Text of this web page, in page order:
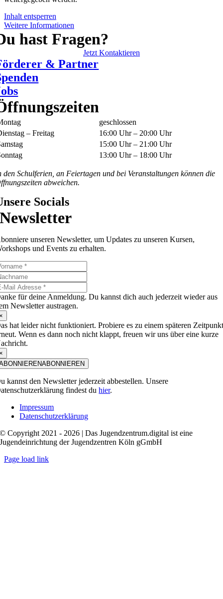
Inhalt entsperren
Weitere Informationen
hast Fragen?
Jetzt Kontaktieren
& Partner
geschlossen
– Freitag
16:00 Uhr – 20:00 Uhr
15:00 Uhr – 21:00 Uhr
13:00 Uhr – 18:00 Uhr
den Schulferien, an Feiertagen und bei Veranstaltungen können die
abweichen.
Socials
Newsletter
unseren Newsletter, um Updates zu unseren Kursen,
und Events zu erhalten.
für deine Anmeldung. Du kannst dich auch jederzeit wieder aus
Newsletter austragen.
hat leider nicht funktioniert. Probiere es zu einem späteren
Wenn es dann noch nicht klappt, freuen wir uns über eine kurze
ABONNIEREN
kannst den Newsletter jederzeit abbestellen. Unsere
findest duhier.
Impressum
Datenschutzerklärung
© Copyright 2021 - 2026 | Das Jugendzentrum.digital ist eine
Jugendeinrichtung der Jugendzentren Köln gGmbH
Page load link